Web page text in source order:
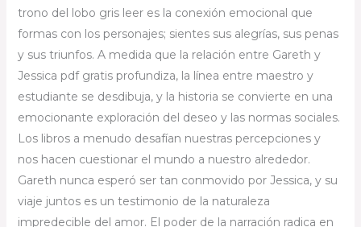
trono del lobo gris leer es la conexión emocional que
formas con los personajes; sientes sus alegrías, sus penas
y sus triunfos. A medida que la relación entre Gareth y
Jessica pdf gratis profundiza, la línea entre maestro y
estudiante se desdibuja, y la historia se convierte en una
emocionante exploración del deseo y las normas sociales.
Los libros a menudo desafían nuestras percepciones y
nos hacen cuestionar el mundo a nuestro alrededor.
Gareth nunca esperó ser tan conmovido por Jessica, y su
viaje juntos es un testimonio de la naturaleza
impredecible del amor. El poder de la narración radica en